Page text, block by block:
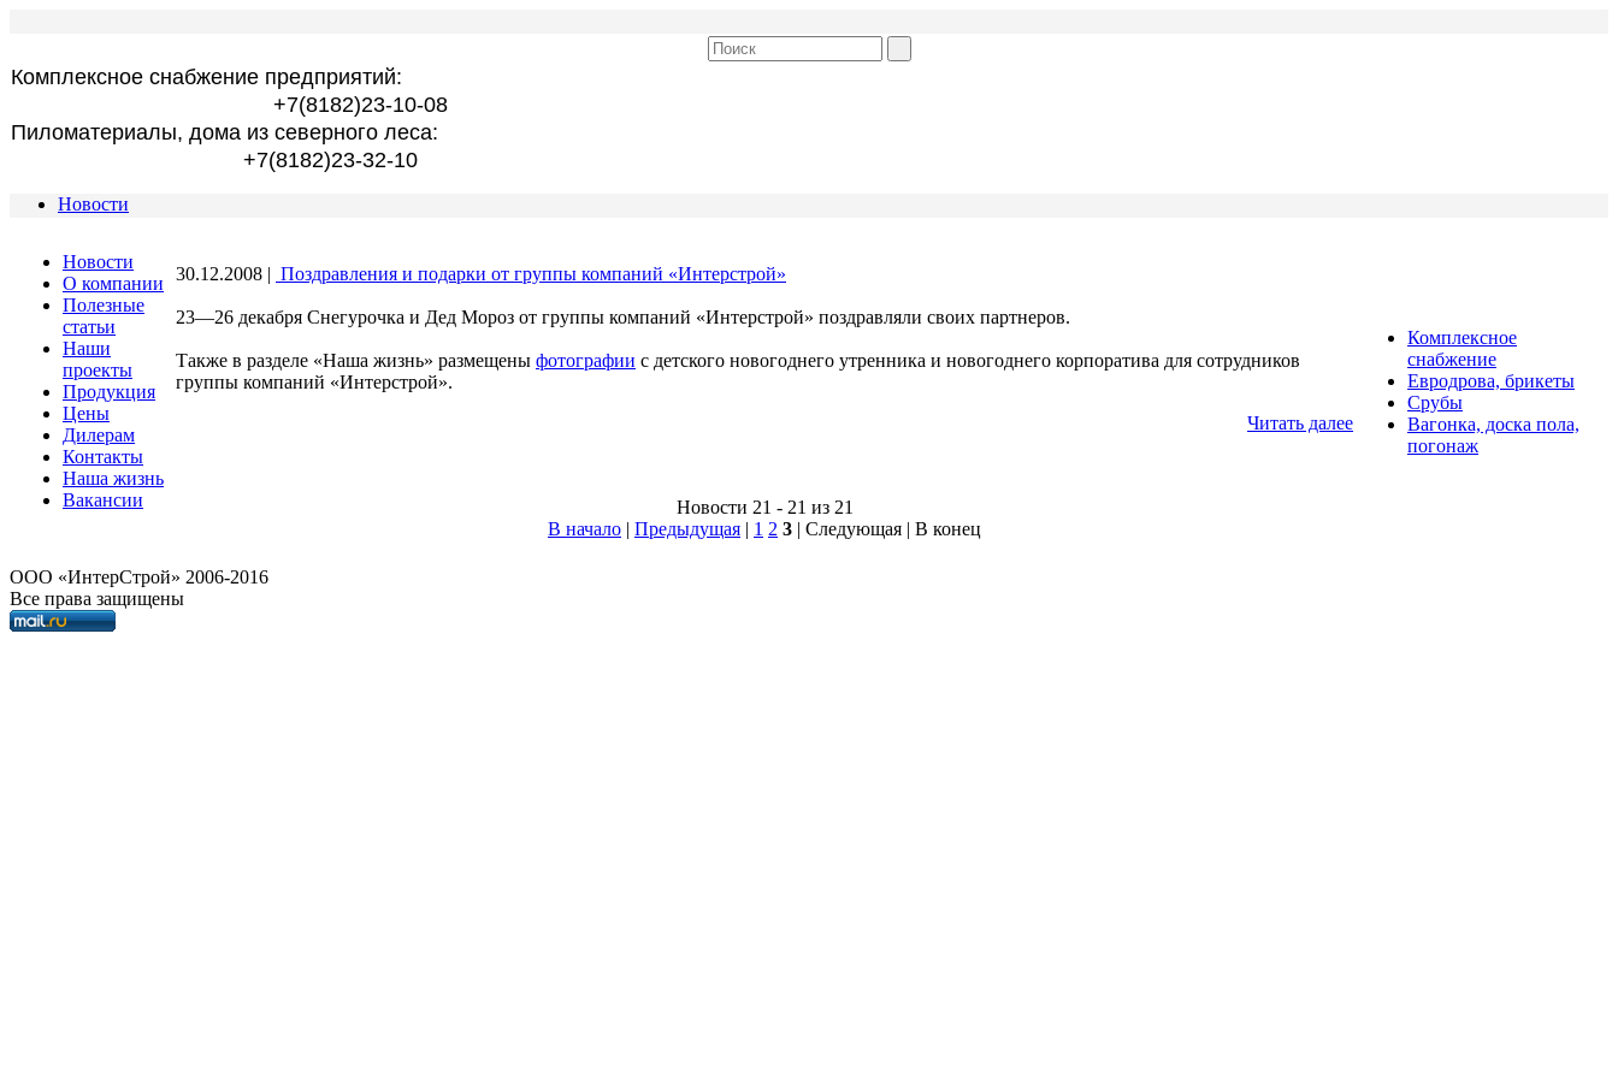
Комплексное снабжение предприятий:
+7(8182)23-10-08
Пиломатериалы, дома из северного леса:
+7(8182)23-32-10
Новости
Новости
О компании
Полезные
статьи
Наши
проекты
Продукция
Цены
Дилерам
Контакты
Наша жизнь
Вакансии
30.12.2008 | Поздравления и подарки от группы компаний «Интерстрой»
23—26 декабря Снегурочка и Дед Мороз от группы компаний «Интерстрой» поздравляли своих партнеров.
Также в разделе «Наша жизнь» размещены фотографии с детского новогоднего утренника и новогоднего корпоратива для сотрудников
группы компаний «Интерстрой».
Читать далее
Новости 21 - 21 из 21
В начало | Предыдущая | 1 2 3 | Следующая | В конец
Комплексное
снабжение
Евродрова, брикеты
Срубы
Вагонка, доска пола,
погонаж
OOO «ИнтерСтрой» 2006-2016
Все права защищены